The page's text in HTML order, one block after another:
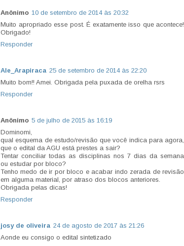
Anônimo 10 de setembro de 2014 às 20:32
Muito apropriado esse post. É exatamente isso que acontece!
Obrigado!
Responder
Ale_Arapiraca 25 de setembro de 2014 às 22:20
Muito bom!! Amei. Obrigada pela puxada de orelha rsrs
Responder
Anônimo 5 de julho de 2015 às 16:19
Dominomi,
qual esquema de estudo/revisão que você indica para agora,
que o edital da AGU está prestes a sair?
Tentar conciliar todas as disciplinas nos 7 dias da semana
ou estudar por bloco?
Tenho medo de ir por bloco e acabar indo zerada de revisão
em alguma material, por atraso dos blocos anteriores.
Obrigada pelas dicas!
Responder
josy de oliveira 24 de agosto de 2017 às 21:26
Aonde eu consigo o edital sintetizado